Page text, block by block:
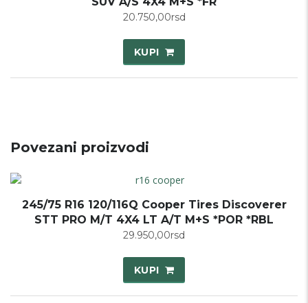
20.750,00rsd
KUPI
Povezani proizvodi
245/75 R16 120/116Q Cooper Tires Discoverer
STT PRO M/T 4X4 LT A/T M+S *POR *RBL
29.950,00rsd
KUPI